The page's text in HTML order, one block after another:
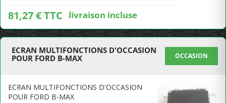
81,27 € TTC livraison incluse
ECRAN MULTIFONCTIONS D'OCCASION
POUR FORD B-MAX
OCCASION
ECRAN MULTIFONCTIONS D'OCCASION
POUR FORD B-MAX